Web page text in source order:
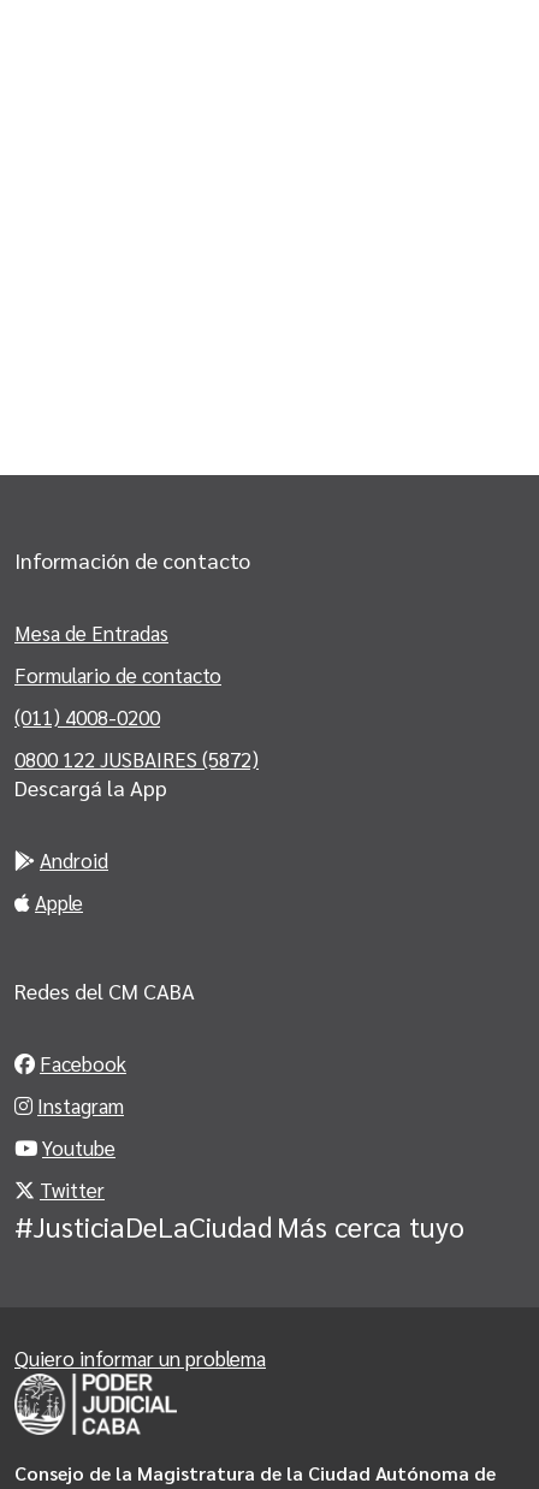
Información de contacto
Mesa de Entradas
Formulario de contacto
(011) 4008-0200
0800 122 JUSBAIRES (5872)
Descargá la App
Android
Apple
Redes del CM CABA
Facebook
Instagram
Youtube
Twitter
#JusticiaDeLaCiudad Más cerca tuyo
Consejo de la Magistratura de la Ciudad Autónoma de
Quiero informar un problema